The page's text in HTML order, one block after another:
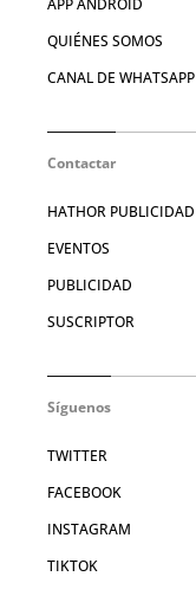
APP ANDROID
QUIÉNES SOMOS
CANAL DE WHATSAPP
Contactar
HATHOR PUBLICIDAD
EVENTOS
PUBLICIDAD
SUSCRIPTOR
Síguenos
TWITTER
FACEBOOK
INSTAGRAM
TIKTOK